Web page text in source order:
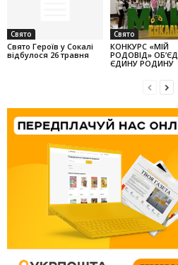
Свято
Свято Героїв у Сокалі
відбулося 26 травня
Свято
КОНКУРС «МІЙ
РОДОВІД»
ЄДИНУ РОДИНУ